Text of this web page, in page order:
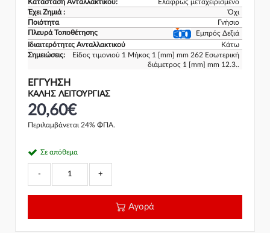
Κατάσταση Ανταλλακτικού:
Ελαφρώς μεταχειρισμένο
Έχει Ζημιά :
Όχι
Ποιότητα
Γνήσιο
Πλευρά Τοποθέτησης
Εμπρός Δεξιά
Ιδιαιτερότητες Ανταλλακτικού
Κάτω
Σημειώσεις:
Είδος τιμονιού 1 Μήκος 1 [mm] mm 262 Εσωτερική
διάμετρος 1 [mm] mm 12.3..
ΕΓΓΎΗΣΗ
ΚΑΛΗΣ ΛΕΙΤΟΥΡΓΙΑΣ
20,60€
Περιλαμβάνεται 24% ΦΠΑ.
Σε απόθεμα
- +
Αγορά